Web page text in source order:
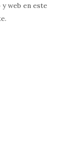
web en este